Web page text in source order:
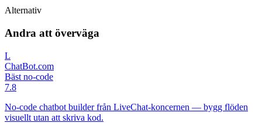
Alternativ
Andra att överväga
L
ChatBot.com
Bäst no-code
7.8
No-code chatbot builder från LiveChat-koncernen — bygg flöden
visuellt utan att skriva kod.